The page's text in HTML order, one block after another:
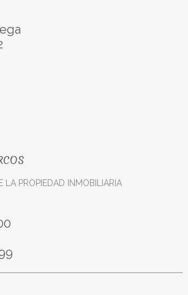
LA PROPIEDAD INMOBILIARIA